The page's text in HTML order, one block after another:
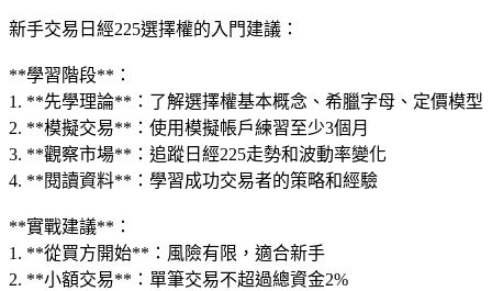
新手交易日經225選擇權的入門建議：
**學習階段**：
1. **先學理論**：了解選擇權基本概念、希臘字母、定價模型
2. **模擬交易**：使用模擬帳戶練習至少3個月
3. **觀察市場**：追蹤日經225走勢和波動率變化
4. **閱讀資料**：學習成功交易者的策略和經驗
**實戰建議**：
1. **從買方開始**：風險有限，適合新手
2. **小額交易**：單筆交易不超過總資金2%